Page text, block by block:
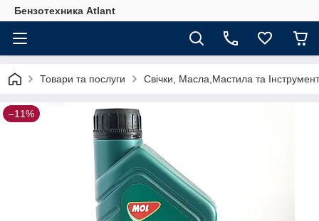
Бензотехника Atlant
Товари та послуги Свічки, Масла,Мастила та
–11%